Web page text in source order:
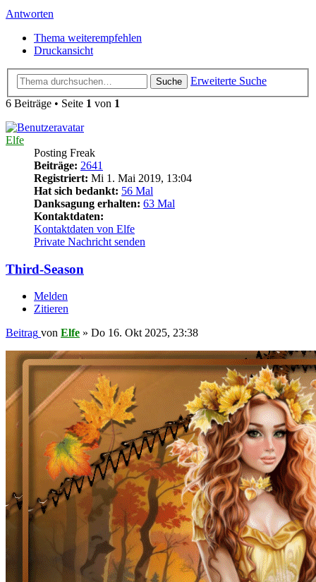
Antworten
Thema weiterempfehlen
Druckansicht
Suche
Erweiterte Suche
6 Beiträge • Seite 1 von 1
Elfe
Posting Freak
Beiträge: 2641
Registriert: Mi 1. Mai 2019, 13:04
Hat sich bedankt: 56 Mal
Danksagung erhalten: 63 Mal
Kontaktdaten:
Kontaktdaten von Elfe
Private Nachricht senden
Third-Season
Melden
Zitieren
Beitrag von Elfe » Do 16. Okt 2025, 23:38